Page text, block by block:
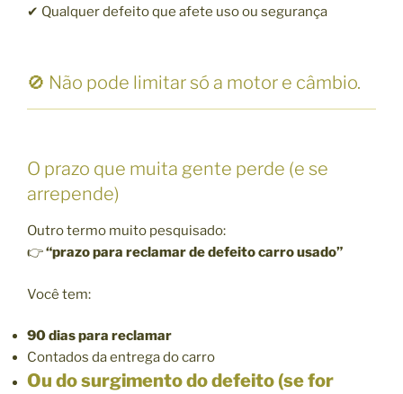
✔ Qualquer defeito que afete uso ou segurança
🚫 Não pode limitar só a motor e câmbio.
O prazo que muita gente perde (e se
arrepende)
Outro termo muito pesquisado:
👉“prazo para reclamar de defeito carro usado”
Você tem:
90 dias para reclamar
Contados da entrega do carro
Ou do surgimento do defeito (se for